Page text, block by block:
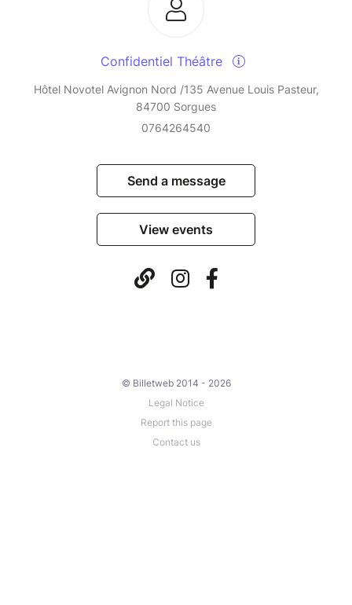
Confidentiel Théâtre
Hôtel Novotel Avignon Nord /135 Avenue Louis Pasteur,
84700 Sorgues
0764264540
Send a message
View events
© Billetweb 2014 - 2026
Legal Notice
Report this page
Contact us